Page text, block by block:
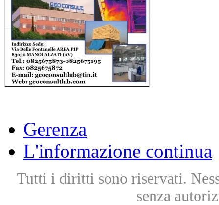
Gerenza
L'informazione continua
Tutti i diritti sono riservati.
senza